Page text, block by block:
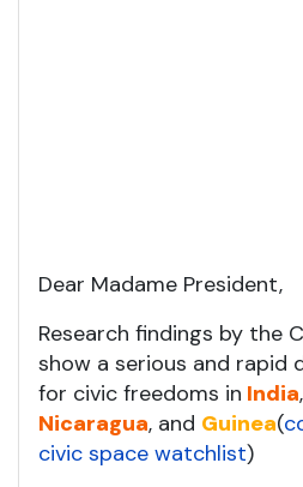
Dear Madame President,
Research findings by the
show a serious and rapid
for civic freedoms in India,
Nicaragua, and Guinea(
civic space watchlist)